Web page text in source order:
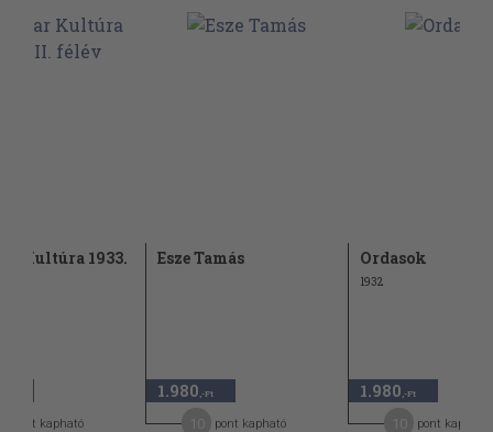
Kultúra 1933.
pont kapható
Esze Tamás
1.980 ,-Ft
pont kapható
Ordasok
1932
1.980 ,-Ft
pont kapható